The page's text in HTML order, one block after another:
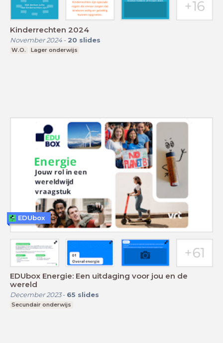
Kinderrechten 2024
November 2024- 20 slides
W.O. Lager onderwijs
EDUbox Energie: Een uitdaging voor jou en de
wereld
December 2023- 65 slides
Secundair onderwijs
EDUbox